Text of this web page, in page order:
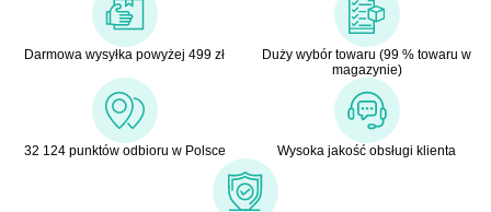
Darmowa wysyłka powyżej 499 zł
Duży wybór towaru (99 % towaru w
magazynie)
32 124 punktów odbioru w Polsce Wysoka jakość obsługi klienta